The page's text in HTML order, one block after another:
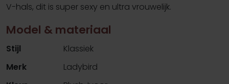
V-hals, dit is super sexy en ultra vrouwelijk.
Model & materiaal
Stijl
Klassiek
Merk
Ladybird